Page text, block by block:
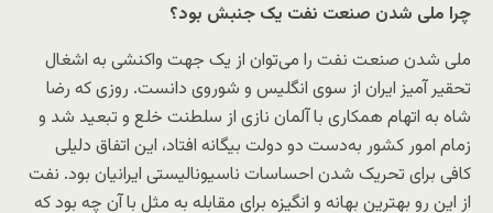
چرا ملی شدن صنعت نفت یک جنبش بود؟
ملی شدن صنعت نفت را می‌توان از یک جهت واکنشی به اشغال
تحقیر آمیز ایران از سوی انگلیس و شوروی دانست. روزی که رضا
شاه به اتهام همکاری با آلمان نازی از سلطنت خلع و تبعید شد و
زمام امور کشور به‌دست دو دولت بیگانه افتاد، این اتفاق دلیلی
کافی برای تحریک شدن احساسات ناسیونالیستی ایرانیان بود. نفت
از این رو بهترین بهانه و انگیزه برای مقابله به مثل با آن چه بود که